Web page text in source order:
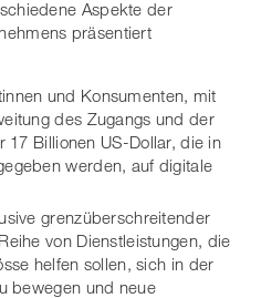
Aspekte der
präsentiert
und Konsumenten, mit
des Zugangs und der
17 Billionen US-Dollar, die in
werden, auf digitale
grenzüberschreitender
von Dienstleistungen, die
helfen sollen, sich in der
bewegen und neue